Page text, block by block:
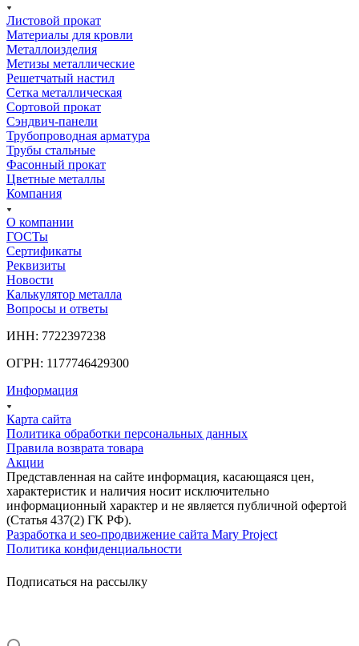
Листовой прокат
Материалы для кровли
Металлоизделия
Метизы металлические
Решетчатый настил
Сетка металлическая
Сортовой прокат
Сэндвич-панели
Трубопроводная арматура
Трубы стальные
Фасонный прокат
Цветные металлы
Компания
О компании
ГОСТы
Сертификаты
Реквизиты
Новости
Калькулятор металла
Вопросы и ответы
ИНН: 7722397238
ОГРН: 1177746429300
Информация
Карта сайта
Политика обработки персональных данных
Правила возврата товара
Акции
Представленная на сайте информация, касающаяся цен,
характеристик и наличия носит исключительно
информационный характер и не является публичной офертой
(Статья 437(2) ГК РФ).
Разработка и seo-продвижение сайта Mary Project
Политика конфиденциальности
Подписаться на рассылку